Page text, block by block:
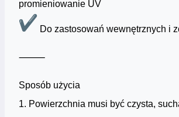
promieniowanie UV
Do zastosowań wewnętrznych i
⸻
Sposób użycia
1. Powierzchnia musi być czysta,